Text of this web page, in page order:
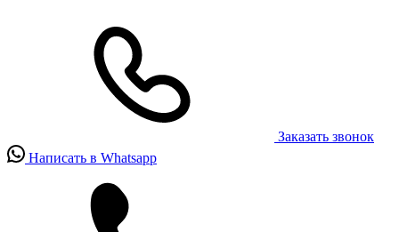
Заказать звонок
Написать в Whatsapp